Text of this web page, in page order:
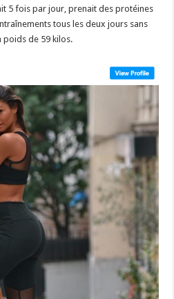
5 fois par jour, prenait des protéines
tous les deux jours sans
poids de 59 kilos.